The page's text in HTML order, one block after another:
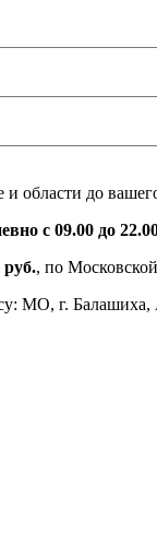
области до
с 09.00 до
руб., по
МО, г. Балашиха,